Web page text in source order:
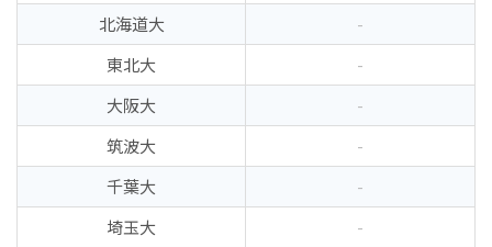
北海道大
-
東北大
-
大阪大
-
筑波大
-
千葉大
-
埼玉大
-